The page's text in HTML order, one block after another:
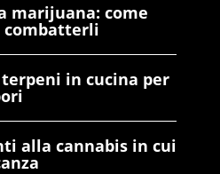
marijuana: come
terpeni in cucina per
alla cannabis in cui